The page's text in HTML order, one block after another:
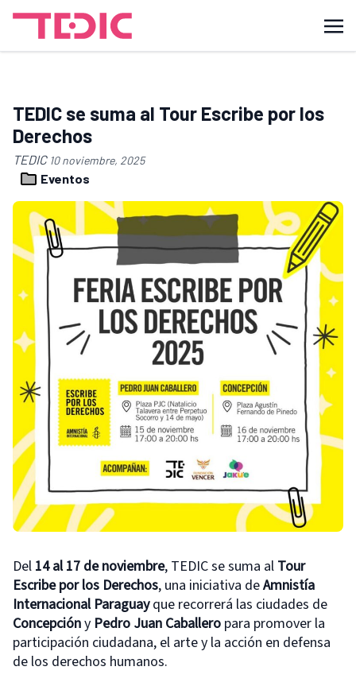
TEDIC se suma al Tour Escribe por los
Derechos
TEDIC 10 noviembre, 2025
Eventos
Del 14 al 17 de noviembre, TEDIC se suma al Tour
Escribe por los Derechos, una iniciativa deAmnistía
Internacional Paraguayque recorrerá las ciudades de
Concepcióny Pedro Juan Caballero para promover la
participación ciudadana, el arte y la acción en defensa
de los derechos humanos.